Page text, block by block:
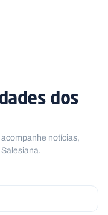
dos
notícias,